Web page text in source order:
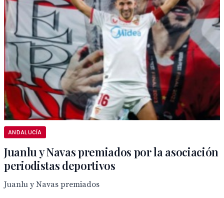
ANDALUCÍA
Juanlu y Navas premiados por la asociación
periodistas deportivos
Juanlu y Navas premiados